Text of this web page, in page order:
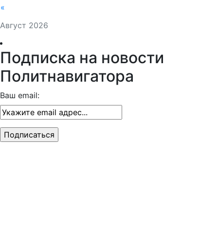
Август 2026
«
Подписка на новости
Политнавигатора
Ваш email: